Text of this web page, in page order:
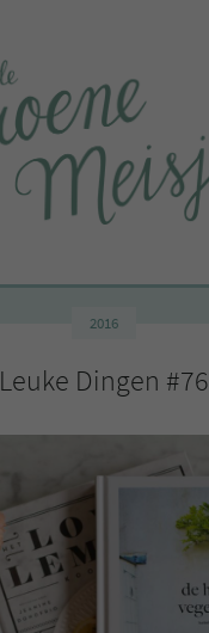
2016
Leuke Dingen #76